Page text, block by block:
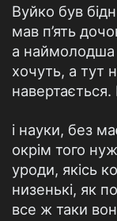
Вуйко був
мав п’ять
а наймолодша
хочуть, а тут
навертається.
і науки, без
окрім того
уроди, якісь
низенькі, як
все ж таки